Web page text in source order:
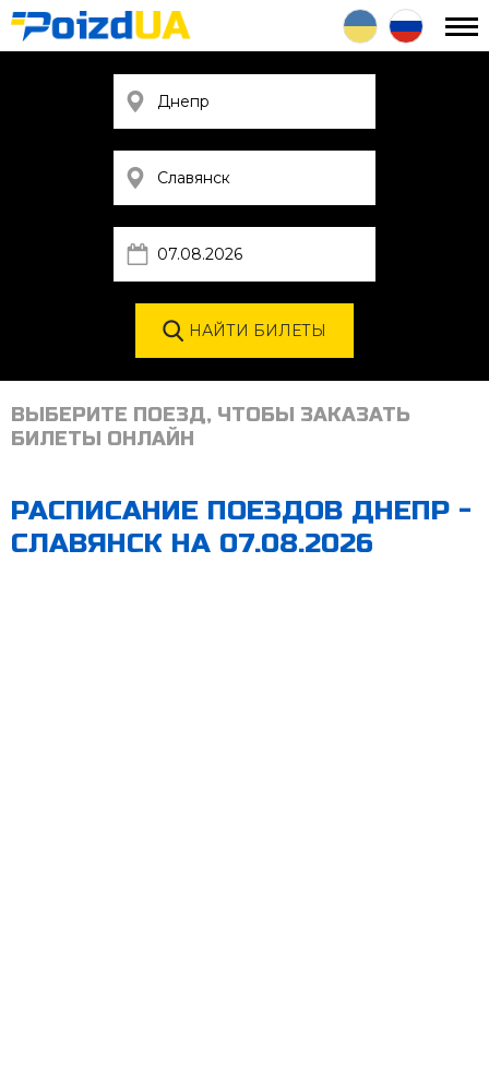
ВЫБЕРИТЕ ПОЕЗД, ЧТОБЫ ЗАКАЗАТЬ
БИЛЕТЫ ОНЛАЙН
РАСПИСАНИЕ ПОЕЗДОВ ДНЕПР -
СЛАВЯНСК НА 07.08.2026